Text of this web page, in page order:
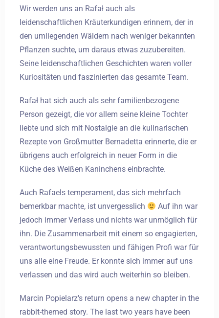
Wir werden uns an Rafał auch als
leidenschaftlichen Kräuterkundigen erinnern, der in
den umliegenden Wäldern nach weniger bekannten
Pflanzen suchte, um daraus etwas zuzubereiten.
Seine leidenschaftlichen Geschichten waren voller
Kuriositäten und faszinierten das gesamte Team.
Rafał hat sich auch als sehr familienbezogene
Person gezeigt, die vor allem seine kleine Tochter
liebte und sich mit Nostalgie an die kulinarischen
Rezepte von Großmutter Bernadetta erinnerte, die er
übrigens auch erfolgreich in neuer Form in die
Küche des Weißen Kaninchens einbrachte.
Auch Rafaels temperament, das sich mehrfach
bemerkbar machte, ist unvergesslich
Auf ihn war
jedoch immer Verlass und nichts war unmöglich für
ihn. Die Zusammenarbeit mit einem so engagierten,
verantwortungsbewussten und fähigen Profi war für
uns alle eine Freude. Er konnte sich immer auf uns
verlassen und das wird auch weiterhin so bleiben.
Marcin Popielarz's return opens a new chapter in the
rabbit-themed story. The last two years have been